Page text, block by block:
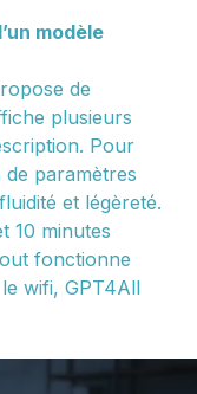
modèle
de
plusieurs
Pour
paramètres
et légèreté.
10 minutes
fonctionne
wifi, GPT4All